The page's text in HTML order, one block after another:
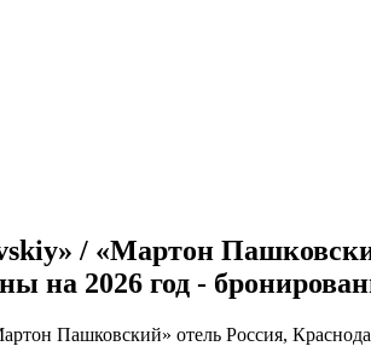
/ «Мартон
на 2026 год -
Пашковский» отель Россия,